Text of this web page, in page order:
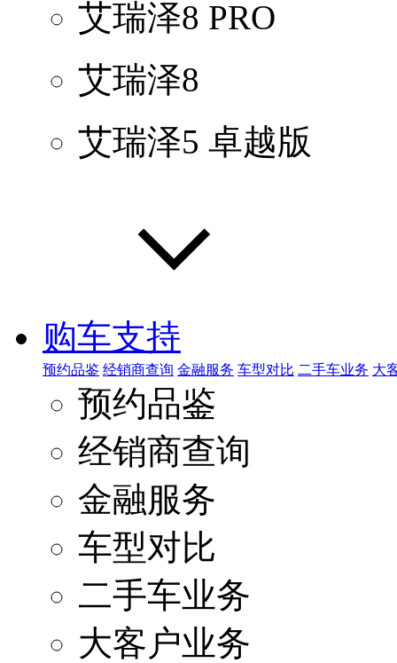
艾瑞泽8 PRO
艾瑞泽8
艾瑞泽5 卓越版
购车支持
预约品鉴 经销商查询 金融服务 车型对比 二手车业务 大
预约品鉴
经销商查询
金融服务
车型对比
二手车业务
大客户业务